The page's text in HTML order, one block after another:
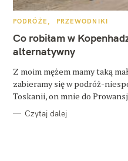
K
T
E
G
O
I
E
PODRÓŻE PRZEWODNIKI
Co robiłam w
alternatywny
Z moim mężem mamy taką
zabieramy się w podróż-
Toskanii, on mnie do
Czytaj dalej